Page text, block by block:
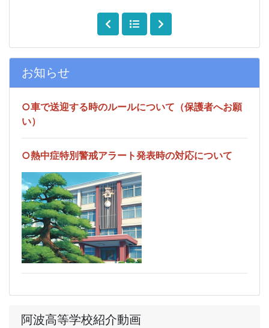
お知らせ
○車で送迎する時のルールについて（保護者へお願
い）
○熱中症特別警戒アラート発表時の対応について
阿波高等学校紹介動画